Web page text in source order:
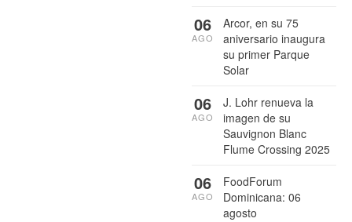
Arcor, en su 75
aniversario inaugura
su primer Parque
Solar
06
AGO
J. Lohr renueva la
imagen de su
Sauvignon Blanc
Flume Crossing 2025
06
AGO
FoodForum
Dominicana: 06
agosto
06
AGO